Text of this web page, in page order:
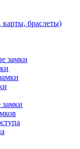
браслеты)
замки